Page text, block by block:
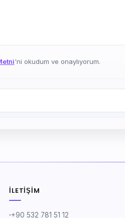
'ni okudum ve onaylıyorum.
İLETIŞIM
+90 532 781 51 12